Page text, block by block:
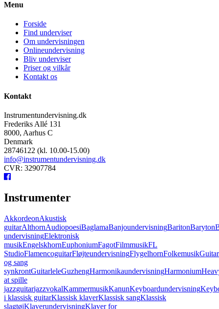
Menu
Forside
Find underviser
Om undervisningen
Onlineundervisning
Bliv underviser
Priser og vilkår
Kontakt os
Kontakt
Instrumentundervisning.dk
Frederiks Allé 131
8000, Aarhus C
Denmark
28746122 (kl. 10.00-15.00)
info@instrumentundervisning.dk
CVR: 32907784
Instrumenter
AkkordeonAkustisk
guitarAlthornAudiopoesiBaglamaBanjoundervisningBaritonBaryton
undervisningElektronisk
musikEngelskhornEuphoniumFagotFilmmusikFL
StudioFlamencoguitarFløjteundervisningFlygelhornFolkemusik
og sang
synkrontGuitarleleGuzhengHarmonikaundervisningHarmonium
at spille
jazzguitarjazzvokalKammermusikKanunKeyboardundervisning
i klassisk guitarKlassisk klaverKlassisk sangKlassisk
slagtøjKlaverundervisningKlaver for